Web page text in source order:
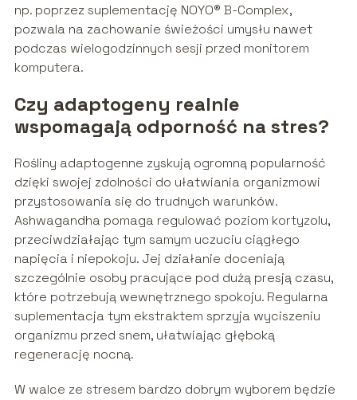
np. poprzez suplementację NOYO® B-Complex,
pozwala na zachowanie świeżości umysłu nawet
podczas wielogodzinnych sesji przed monitorem
komputera.
Czy adaptogeny realnie
wspomagają odporność na stres?
Rośliny adaptogenne zyskują ogromną popularność
dzięki swojej zdolności do ułatwiania organizmowi
przystosowania się do trudnych warunków.
Ashwagandha pomaga regulować poziom kortyzolu,
przeciwdziałając tym samym uczuciu ciągłego
napięcia i niepokoju. Jej działanie doceniają
szczególnie osoby pracujące pod dużą presją czasu,
które potrzebują wewnętrznego spokoju. Regularna
suplementacja tym ekstraktem sprzyja wyciszeniu
organizmu przed snem, ułatwiając głęboką
regenerację nocną.
W walce ze stresem bardzo dobrym wyborem będzie